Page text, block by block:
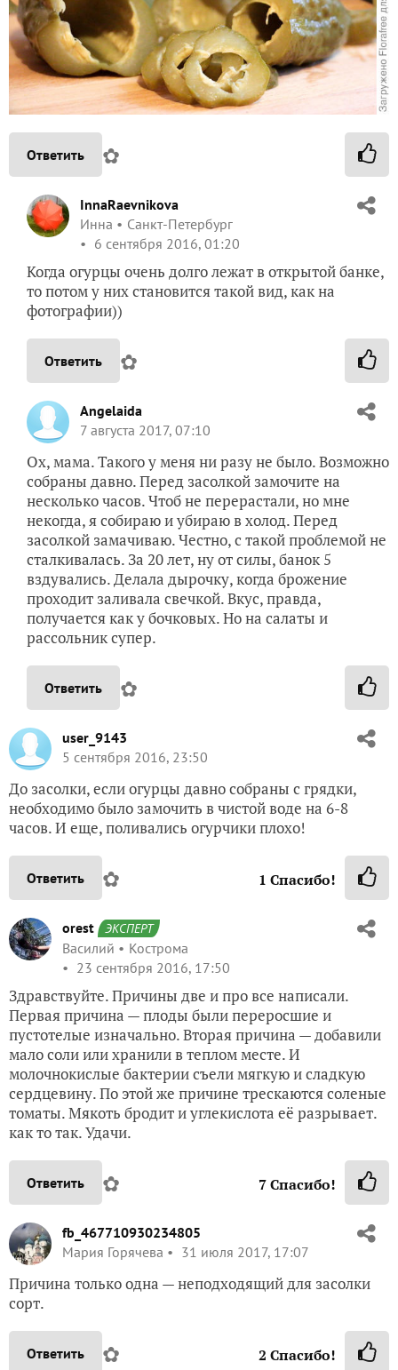
Ответить ✿
InnaRaevnikova
Инна
Санкт-Петербург
6 сентября 2016, 01:20
Когда огурцы очень долго лежат в открытой банке,
то потом у них становится такой вид, как на
фотографии))
Ответить ✿
Angelaida
7 августа 2017, 07:10
Ох, мама. Такого у меня ни разу не было. Возможно
собраны давно. Перед засолкой замочите на
несколько часов. Чтоб не перерастали, но мне
некогда, я собираю и убираю в холод. Перед
засолкой замачиваю. Честно, с такой проблемой не
сталкивалась. За 20 лет, ну от силы, банок 5
вздувались. Делала дырочку, когда брожение
проходит заливала свечкой. Вкус, правда,
получается как у бочковых. Но на салаты и
рассольник супер.
Ответить ✿
user_9143
5 сентября 2016, 23:50
До засолки, если огурцы давно собраны с грядки,
необходимо было замочить в чистой воде на 6-8
часов. И еще, поливались огурчики плохо!
Ответить ✿ 1 Спасибо!
orest ЭКСПЕРТ
Василий
Кострома
23 сентября 2016, 17:50
Здравствуйте. Причины две и про все написали.
Первая причина — плоды были переросшие и
пустотелые изначально. Вторая причина — добавили
мало соли или хранили в теплом месте. И
молочнокислые бактерии съели мягкую и сладкую
сердцевину. По этой же причине трескаются соленые
томаты. Мякоть бродит и углекислота её разрывает.
как то так. Удачи.
Ответить ✿ 7Спасибо!
fb_467710930234805
Мария Горячева
31 июля 2017, 17:07
Причина только одна — неподходящий для засолки
сорт.
Ответить ✿ 2 Спасибо!